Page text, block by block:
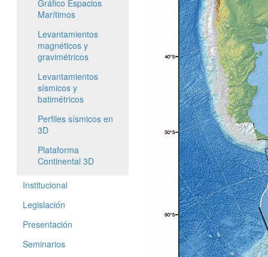
Gráfico Espacios
Marítimos
Levantamientos
magnéticos y
gravimétricos
Levantamientos
sísmicos y
batimétricos
Perfiles sísmicos en
3D
Plataforma
Continental 3D
Institucional
Legislación
Presentación
Seminarios